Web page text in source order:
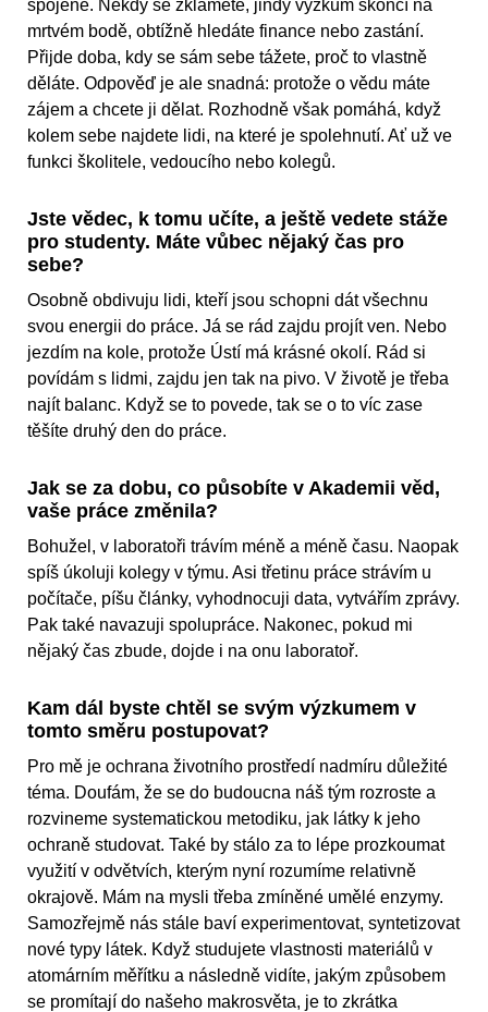
spojené. Někdy se zklamete, jindy výzkum skončí na
mrtvém bodě, obtížně hledáte finance nebo zastání.
Přijde doba, kdy se sám sebe tážete, proč to vlastně
děláte. Odpověď je ale snadná: protože o vědu máte
zájem a chcete ji dělat. Rozhodně však pomáhá, když
kolem sebe najdete lidi, na které je spolehnutí. Ať už ve
funkci školitele, vedoucího nebo kolegů.
Jste vědec, k tomu učíte, a ještě vedete stáže
pro studenty. Máte vůbec nějaký čas pro
sebe?
Osobně obdivuju lidi, kteří jsou schopni dát všechnu
svou energii do práce. Já se rád zajdu projít ven. Nebo
jezdím na kole, protože Ústí má krásné okolí. Rád si
povídám s lidmi, zajdu jen tak na pivo. V životě je třeba
najít balanc. Když se to povede, tak se o to víc zase
těšíte druhý den do práce.
Jak se za dobu, co působíte v Akademii věd,
vaše práce změnila?
Bohužel, v laboratoři trávím méně a méně času. Naopak
spíš úkoluji kolegy v týmu. Asi třetinu práce strávím u
počítače, píšu články, vyhodnocuji data, vytvářím zprávy.
Pak také navazuji spolupráce. Nakonec, pokud mi
nějaký čas zbude, dojde i na onu laboratoř.
Kam dál byste chtěl se svým výzkumem v
tomto směru postupovat?
Pro mě je ochrana životního prostředí nadmíru důležité
téma. Doufám, že se do budoucna náš tým rozroste a
rozvineme systematickou metodiku, jak látky k jeho
ochraně studovat. Také by stálo za to lépe prozkoumat
využití v odvětvích, kterým nyní rozumíme relativně
okrajově. Mám na mysli třeba zmíněné umělé enzymy.
Samozřejmě nás stále baví experimentovat, syntetizovat
nové typy látek. Když studujete vlastnosti materiálů v
atomárním měřítku a následně vidíte, jakým způsobem
se promítají do našeho makrosvěta, je to zkrátka